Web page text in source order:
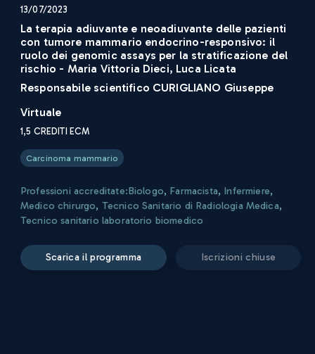
13/07/2023
La terapia adiuvante e neoadiuvante delle pazienti
con tumore mammario endocrino-responsivo: il
ruolo dei genomic assays per la stratificazione del
rischio - Maria Vittoria Dieci, Luca Licata
Responsabile scientifico CURIGLIANO Giuseppe
Virtuale
1,5 CREDITI ECM
Carcinoma mammario
Professioni accreditate:Biologo, Farmacista, Infermiere,
Medico chirurgo, Tecnico Sanitario di Radiologia Medica,
Tecnico sanitario laboratorio biomedico
scarica il programma iscrizioni chiuse